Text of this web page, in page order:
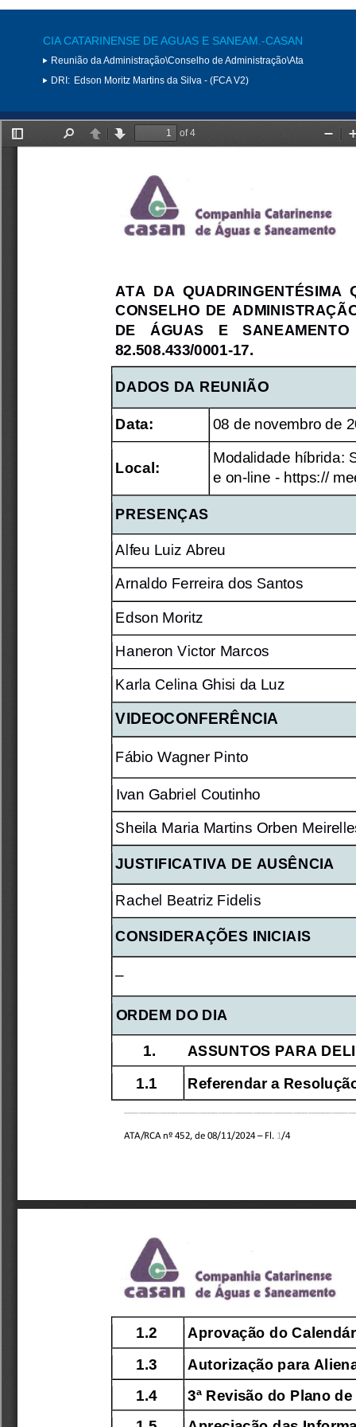
CIA CATARINENSE DE AGUAS E SANEAM.-CASAN
Reunião da Administração\Conselho de Administração\Ata
DRI: Edson Moritz Martins da Silva - (FCA V2)